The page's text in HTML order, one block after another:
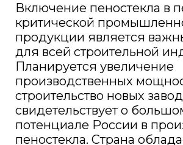
Включение пеностекла в
критической
продукции является
для всей строительной
Планируется увеличение
производственных
строительство новых
свидетельствует о
потенциале России в
пеностекла. Страна